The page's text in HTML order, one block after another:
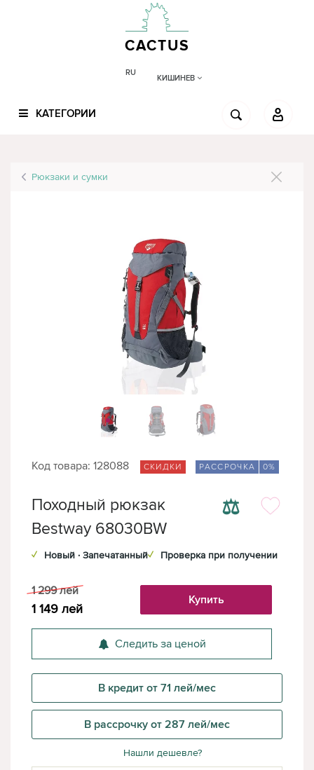
CACTUS
RU
КИШИНЕВ
КАТЕГОРИИ
Рюкзаки и сумки
Код товара: 128088 СКИДКИ РАССРОЧКА 0%
⚖
Походный рюкзак
Bestway 68030BW
✓ Новый · Запечатанный✓ Проверка при получении
1 299 лей
1 149 лей
Купить
Следить за ценой
В кредит от 71 лей/мес
В рассрочку от 287 лей/мес
Нашли дешевле?